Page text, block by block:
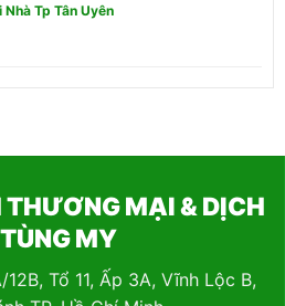
Tp Tân Uyên
THƯƠNG MẠI & DỊCH
MY
Tổ 11, Ấp 3A, Vĩnh Lộc B,